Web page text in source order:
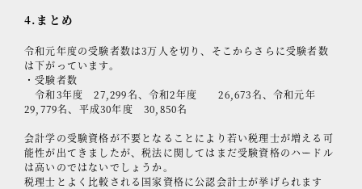
4.まとめ
令和元年度の受験者数は3万人を切り、そこからさらに受験者数
は下がっています。
・受験者数
令和3年度 27,299名、令和2年度 26,673名、令和元年
29,779名、平成30年度 30,850名
会計学の受験資格が不要となることにより若い税理士が増える可
能性が出てきましたが、税法に関してはまだ受験資格のハードル
は高いのではないでしょうか。
税理士とよく比較される国家資格に公認会計士が挙げられます